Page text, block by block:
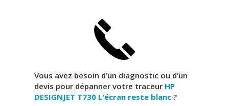
Vous avez besoin d’un diagnostic ou d’un
devis pour dépanner votre traceur HP
DESIGNJET T730 L'écran reste blanc ?